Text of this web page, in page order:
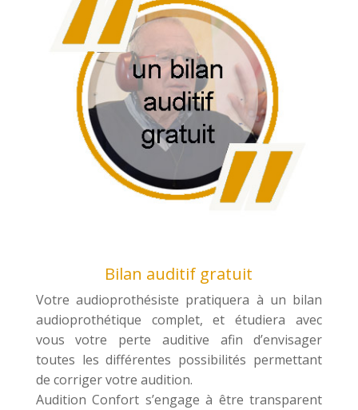
Bilan auditif gratuit
Votre audioprothésiste pratiquera à un bilan
audioprothétique complet, et étudiera avec
vous votre perte auditive afin d’envisager
toutes les différentes possibilités permettant
de corriger votre audition.
Audition Confort s’engage à être transparent